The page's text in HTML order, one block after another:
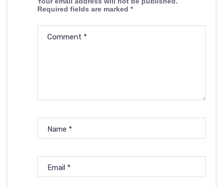
Required fields are marked *
Comment *
Name *
Email *